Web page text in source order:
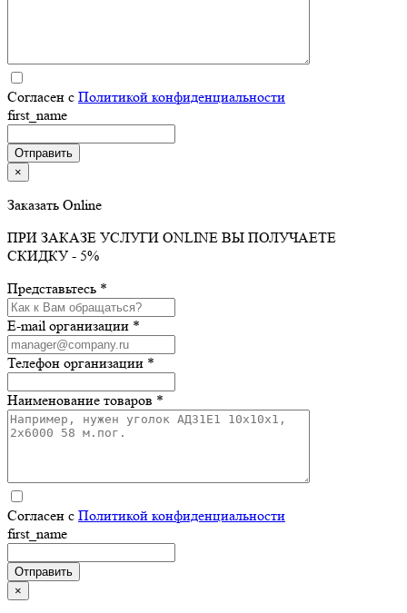
Согласен с Политикой конфиденциальности
first_name
×
Заказать Online
ПРИ ЗАКАЗЕ УСЛУГИ ONLINE ВЫ ПОЛУЧАЕТЕ
СКИДКУ - 5%
Представьтесь *
E-mail организации *
Телефон организации *
Наименование товаров *
Согласен с Политикой конфиденциальности
first_name
×